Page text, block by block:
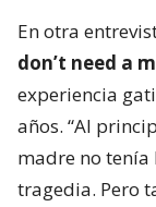
En otra
don’t need a
experiencia
años. “Al
madre no
tragedia. Pero